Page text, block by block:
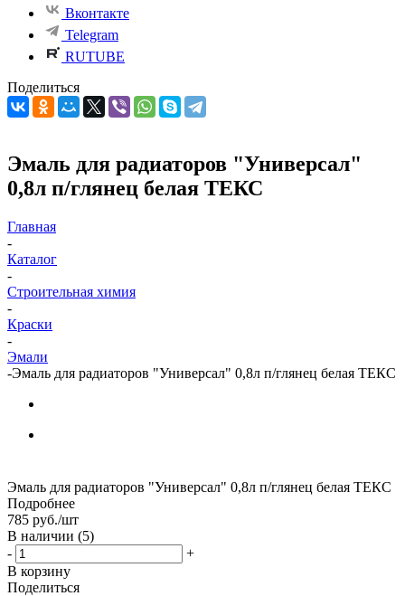
Вконтакте
Telegram
RUTUBE
Поделиться
Эмаль для радиаторов "Универсал"
0,8л п/глянец белая ТЕКС
Главная
-
Каталог
-
Строительная химия
-
Краски
-
Эмали
-Эмаль для радиаторов "Универсал" 0,8л п/глянец белая ТЕКС
Эмаль для радиаторов "Универсал" 0,8л п/глянец белая ТЕКС
Подробнее
785 руб./шт
В наличии (5)
-
+
В корзину
Поделиться